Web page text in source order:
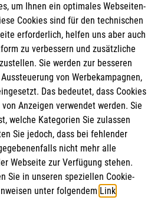
Erste Hilfe kursieren viele
Was ist überholt? Wir
um Ihnen ein optimales Webseiten-
Cookies sind für den technischen
erforderlich, helfen uns aber auch
zu verbessern und zusätzliche
Sie werden zur besseren
von Werbekampagnen,
Das bedeutet, dass Cookies
Anzeigen verwendet werden. Sie
welche Kategorien Sie zulassen
Sie jedoch, dass bei fehlender
nicht mehr alle
Webseite zur Verfügung stehen.
Sie in unseren speziellen Cookie-
unter folgendem Link.